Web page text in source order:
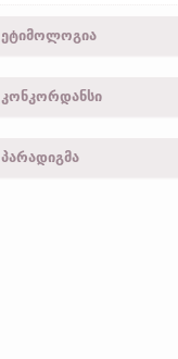
ეტიმოლოგია
კონკორდანსი
პარადიგმა